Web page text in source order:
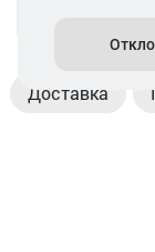
Доставка